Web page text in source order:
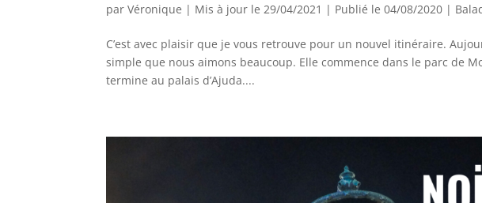
parVéronique | Mis à jour le 29/04/2021 | Publié le 04/08/2020 |
C’est avec plaisir que je vous retrouve pour un nouvel itinéraire.
simple que nous aimons beaucoup. Elle commence dans le parc de
termine au palais d’Ajuda....